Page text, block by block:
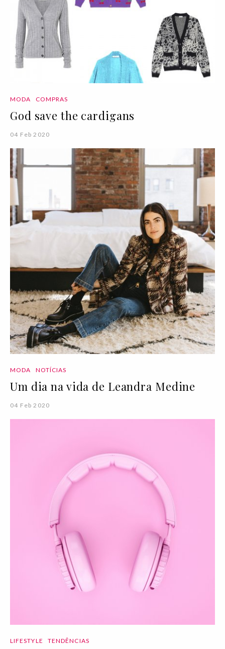
MODA COMPRAS
God save the cardigans
04 Feb 2020
MODA NOTÍCIAS
Um dia na vida de Leandra Medine
04 Feb 2020
LIFESTYLE TENDÊNCIAS